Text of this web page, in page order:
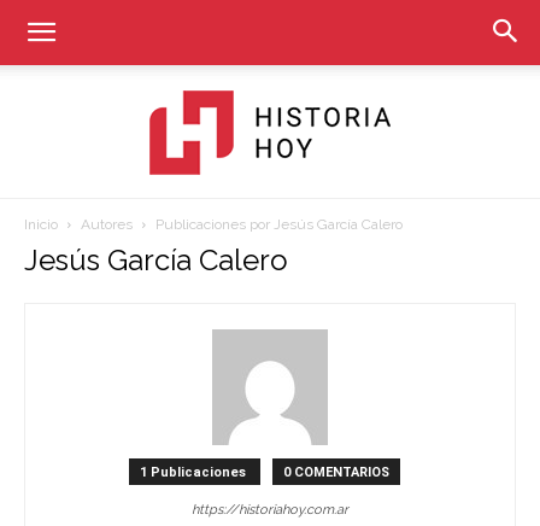
Historia
Inicio Autores Publicaciones por Jesús García Calero
Jesús García Calero
1 Publicaciones 0 COMENTARIOS
https://historiahoy.com.ar